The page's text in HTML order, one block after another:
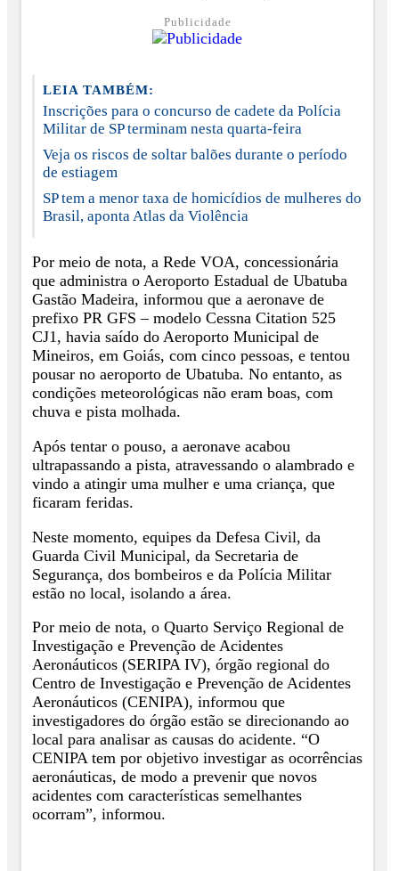
Publicidade
LEIA TAMBÉM:
Inscrições para o concurso de cadete da Polícia
Militar de SP terminam nesta quarta-feira
Veja os riscos de soltar balões durante o período
de estiagem
SP tem a menor taxa de homicídios de mulheres do
Brasil, aponta Atlas da Violência
Por meio de nota, a Rede VOA, concessionária
que administra o Aeroporto Estadual de Ubatuba
Gastão Madeira, informou que a aeronave de
prefixo PR GFS – modelo Cessna Citation 525
CJ1, havia saído do Aeroporto Municipal de
Mineiros, em Goiás, com cinco pessoas, e tentou
pousar no aeroporto de Ubatuba. No entanto, as
condições meteorológicas não eram boas, com
chuva e pista molhada.
Após tentar o pouso, a aeronave acabou
ultrapassando a pista, atravessando o alambrado e
vindo a atingir uma mulher e uma criança, que
ficaram feridas.
Neste momento, equipes da Defesa Civil, da
Guarda Civil Municipal, da Secretaria de
Segurança, dos bombeiros e da Polícia Militar
estão no local, isolando a área.
Por meio de nota, o Quarto Serviço Regional de
Investigação e Prevenção de Acidentes
Aeronáuticos (SERIPA IV), órgão regional do
Centro de Investigação e Prevenção de Acidentes
Aeronáuticos (CENIPA), informou que
investigadores do órgão estão se direcionando ao
local para analisar as causas do acidente. “O
CENIPA tem por objetivo investigar as ocorrências
aeronáuticas, de modo a prevenir que novos
acidentes com características semelhantes
ocorram”, informou.